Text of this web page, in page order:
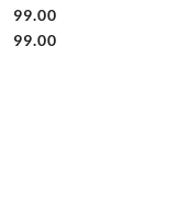
Cena:
99.00
Cena:
99.00